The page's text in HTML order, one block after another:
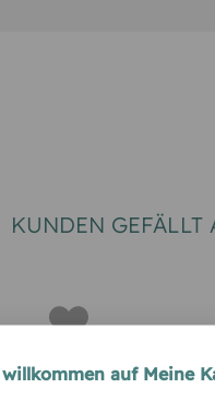
KUNDEN GEFÄLLT
auf Meine